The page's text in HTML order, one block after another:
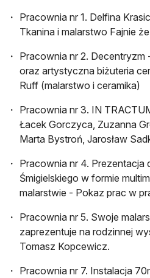
Pracownia nr 1. Delfina
Tkanina i malarstwo Fajnie
Pracownia nr 2. Decentryzm
oraz artystyczna biżuteria
Ruff (malarstwo i ceramika)
Pracownia nr 3. IN
Łacek Gorczyca, Zuzanna
Marta Bystroń, Jarosław
Pracownia nr 4. Prezentacja
Śmigielskiego w formie
malarstwie - Pokaz prac w
Pracownia nr 5. Swoje
zaprezentuje na rodzinnej
Tomasz Kopcewicz.
Pracownia nr 7. Instalacja